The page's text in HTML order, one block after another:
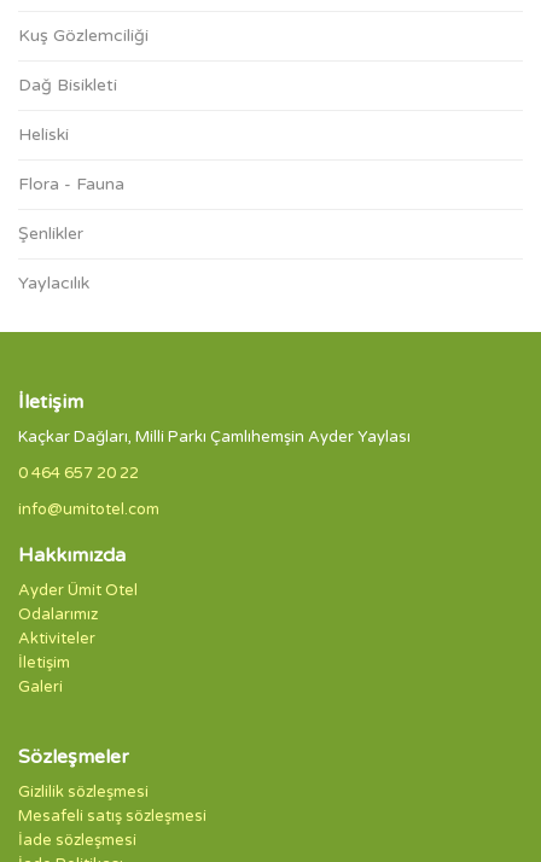
Kuş Gözlemciliği
Dağ Bisikleti
Heliski
Flora - Fauna
Şenlikler
Yaylacılık
İletişim
Kaçkar Dağları, Milli Parkı Çamlıhemşin Ayder Yaylası
0 464 657 20 22
info@umitotel.com
Hakkımızda
Ayder Ümit Otel
Odalarımız
Aktiviteler
İletişim
Galeri
Sözleşmeler
Gizlilik sözleşmesi
Mesafeli satış sözleşmesi
İade sözleşmesi